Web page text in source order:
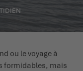
ou le voyage à
formidables, mais